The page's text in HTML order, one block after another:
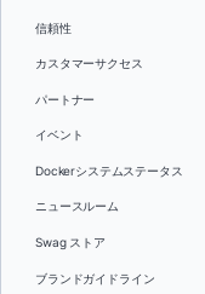
信頼性
カスタマーサクセス
パートナー
イベント
Dockerシステムステータス
ニュースルーム
Swag ストア
ブランドガイドライン